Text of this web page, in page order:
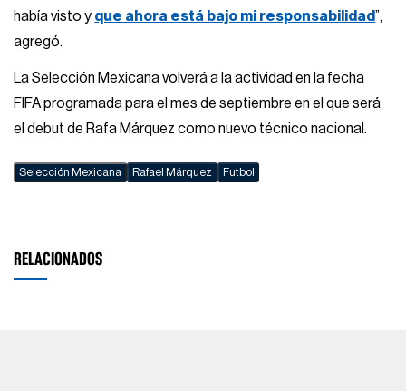
había visto y que ahora está bajo mi responsabilidad”,
agregó.
La Selección Mexicana volverá a la actividad en la fecha
FIFA programada para el mes de septiembre en el que será
el debut de Rafa Márquez como nuevo técnico nacional.
Selección Mexicana Rafael Márquez Futbol
RELACIONADOS